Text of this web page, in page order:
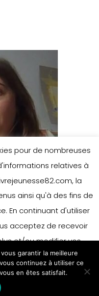
pour de nombreuses
relatives à
la
ainsi qu'à des fins de
En continuant d'utiliser
acceptez de recevoir
et/ou modifier vos
merci de vous référer
Accepter
garantir la meilleure
continuez à utiliser ce
en êtes satisfait.